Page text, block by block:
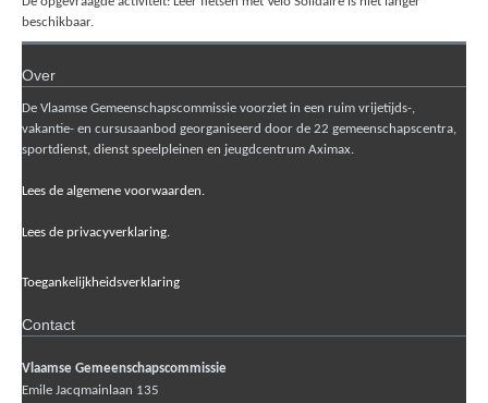
beschikbaar.
Over
De Vlaamse Gemeenschapscommissie voorziet in een ruim vrijetijds-,
vakantie- en cursusaanbod georganiseerd door de 22 gemeenschapscentra,
sportdienst, dienst speelpleinen en jeugdcentrum Aximax.
Lees de algemene voorwaarden.
Lees de privacyverklaring.
Toegankelijkheidsverklaring
Contact
Vlaamse Gemeenschapscommissie
Emile Jacqmainlaan 135